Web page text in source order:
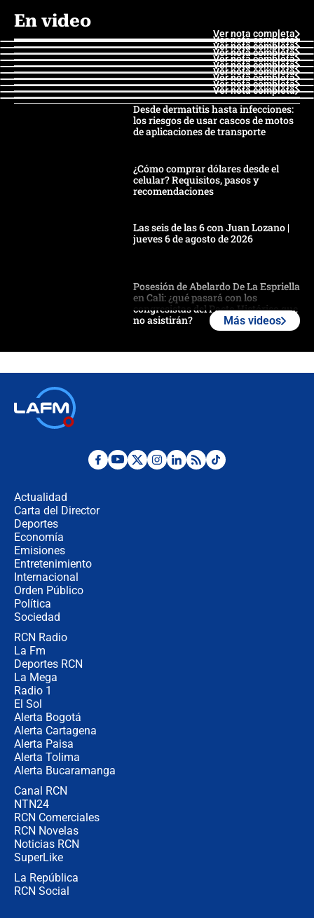
En video
Ver nota completa
Ver nota completa
Ver nota completa
Ver nota completa
Ver nota completa
Ver nota completa
Ver nota completa
Ver nota completa
Ver nota completa
Ver nota completa
Desde dermatitis hasta infecciones:
los riesgos de usar cascos de motos
de aplicaciones de transporte
¿Cómo comprar dólares desde el
celular? Requisitos, pasos y
recomendaciones
Las seis de las 6 con Juan Lozano |
jueves 6 de agosto de 2026
Posesión de Abelardo De La Espriella
en Cali: ¿qué pasará con los
congresistas del Pacto Histórico que
no asistirán?
¿Por qué De la Espriella gobernará
Más videos
Actualidad
Carta del Director
Deportes
Economía
Emisiones
Entretenimiento
Internacional
Orden Público
Política
Sociedad
RCN Radio
La Fm
Deportes RCN
La Mega
Radio 1
El Sol
Alerta Bogotá
Alerta Cartagena
Alerta Paisa
Alerta Tolima
Alerta Bucaramanga
Canal RCN
NTN24
RCN Comerciales
RCN Novelas
Noticias RCN
SuperLike
La República
RCN Social